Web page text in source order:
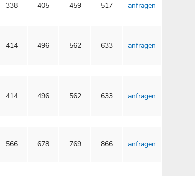
338 405 459 517 anfragen
414 496 562 633 anfragen
414 496 562 633 anfragen
566 678 769 866 anfragen